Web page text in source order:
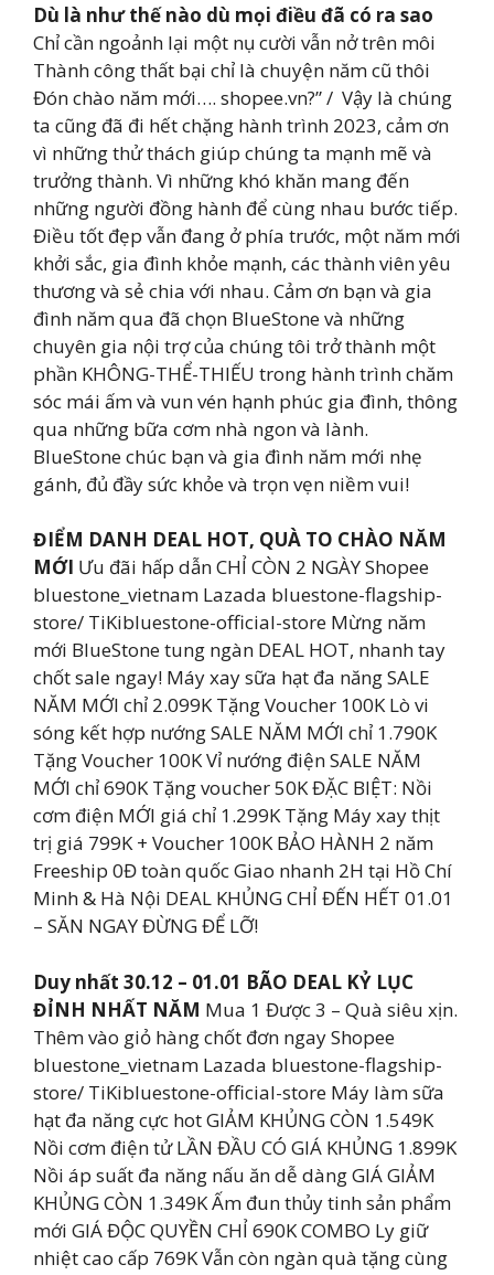
Dù là như thế nào dù mọi điều đã có ra sao
Chỉ cần ngoảnh lại một nụ cười vẫn nở trên môi
Thành công thất bại chỉ là chuyện năm cũ thôi
Đón chào năm mới…. ️shopee.vn?️” / ️ Vậy là chúng
ta cũng đã đi hết chặng hành trình 2023, cảm ơn
vì những thử thách giúp chúng ta mạnh mẽ và
trưởng thành. Vì những khó khăn mang đến
những người đồng hành để cùng nhau bước tiếp.
Điều tốt đẹp vẫn đang ở phía trước, một năm mới
khởi sắc, gia đình khỏe mạnh, các thành viên yêu
thương và sẻ chia với nhau. Cảm ơn bạn và gia
đình năm qua đã chọn BlueStone và những
chuyên gia nội trợ của chúng tôi trở thành một
phần KHÔNG-THỂ-THIẾU trong hành trình chăm
sóc mái ấm và vun vén hạnh phúc gia đình, thông
qua những bữa cơm nhà ngon và lành. ️
BlueStone chúc bạn và gia đình năm mới nhẹ
gánh, đủ đầy sức khỏe và trọn vẹn niềm vui!
ĐIỂM DANH DEAL HOT, QUÀ TO CHÀO NĂM
MỚI Ưu đãi hấp dẫn CHỈ CÒN 2 NGÀY Shopee
bluestone_vietnam Lazada bluestone-flagship-
store/ TiKibluestone-official-store Mừng năm
mới BlueStone tung ngàn DEAL HOT, nhanh tay
chốt sale ngay! Máy xay sữa hạt đa năng SALE
NĂM MỚI chỉ 2.099K Tặng Voucher 100K Lò vi
sóng kết hợp nướng SALE NĂM MỚI chỉ 1.790K
Tặng Voucher 100K Vỉ nướng điện SALE NĂM
MỚI chỉ 690K Tặng voucher 50K ĐẶC BIỆT: Nồi
cơm điện MỚI giá chỉ 1.299K Tặng Máy xay thịt
trị giá 799K + Voucher 100K BẢO HÀNH 2 năm
Freeship 0Đ toàn quốc Giao nhanh 2H tại Hồ Chí
Minh & Hà Nội DEAL KHỦNG CHỈ ĐẾN HẾT 01.01
– SĂN NGAY ĐỪNG ĐỂ LỠ!
Duy nhất 30.12 – 01.01 BÃO DEAL KỶ LỤC
ĐỈNH NHẤT NĂM Mua 1 Được 3 – Quà siêu xịn.
Thêm vào giỏ hàng chốt đơn ngay Shopee
bluestone_vietnam Lazada bluestone-flagship-
store/ TiKibluestone-official-store Máy làm sữa
hạt đa năng cực hot GIẢM KHỦNG CÒN 1.549K
Nồi cơm điện tử LẦN ĐẦU CÓ GIÁ KHỦNG 1.899K
Nồi áp suất đa năng nấu ăn dễ dàng GIÁ GIẢM
KHỦNG CÒN 1.349K Ấm đun thủy tinh sản phẩm
mới GIÁ ĐỘC QUYỀN CHỈ 690K COMBO Ly giữ
nhiệt cao cấp 769K Vẫn còn ngàn quà tặng cùng